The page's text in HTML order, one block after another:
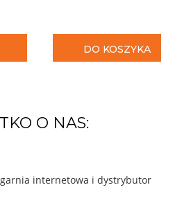
DO KOSZYKA
O NAS:
internetowa i dystrybutor